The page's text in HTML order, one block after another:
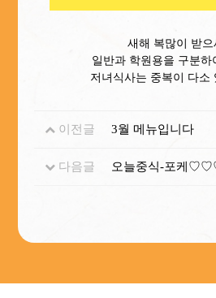
새해 복많이 받으
일반과 학원용을 구분하
저녀식사는 중복이 다소
이전글 3월 메뉴입니다
다음글 오늘중식-포케